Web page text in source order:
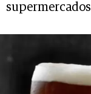
supermercados